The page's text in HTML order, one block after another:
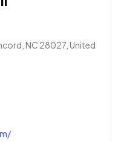
NC 28027, United